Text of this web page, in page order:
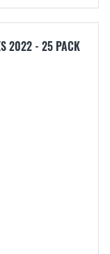
2022 - 25 PACK